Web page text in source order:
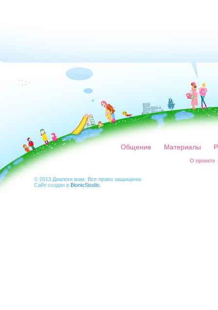
Общение Материалы
О проекте
© 2013 Диалоги мам. Все права защищены.
Сайт создан в BionicStudio